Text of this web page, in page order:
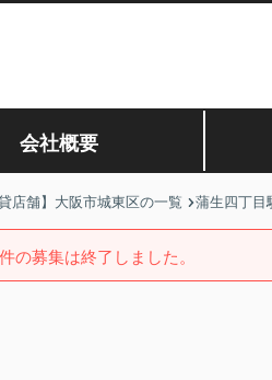
会社概要
店舗】大阪市城東区の一覧 蒲生四丁目
の募集は終了しました。